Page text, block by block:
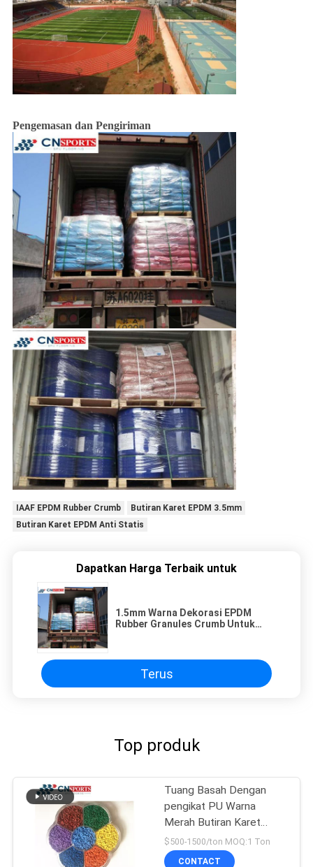
Pengemasan dan Pengiriman
IAAF EPDM Rubber Crumb
Butiran Karet EPDM 3.5mm
Butiran Karet EPDM Anti Statis
Dapatkan Harga Terbaik untuk
1.5mm Warna Dekorasi EPDM
Rubber Granules Crumb Untuk
Terus
Top produk
Tuang Basah Dengan
pengikat PU Warna
Merah Butiran Karet
EPDM
$500-1500/ton MOQ:1 Ton
CONTACT